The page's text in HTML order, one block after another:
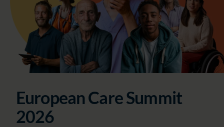
European Care Summit
2026